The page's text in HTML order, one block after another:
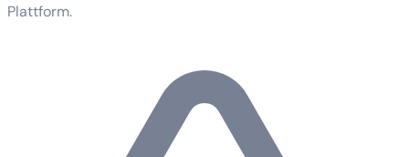
Plattform.